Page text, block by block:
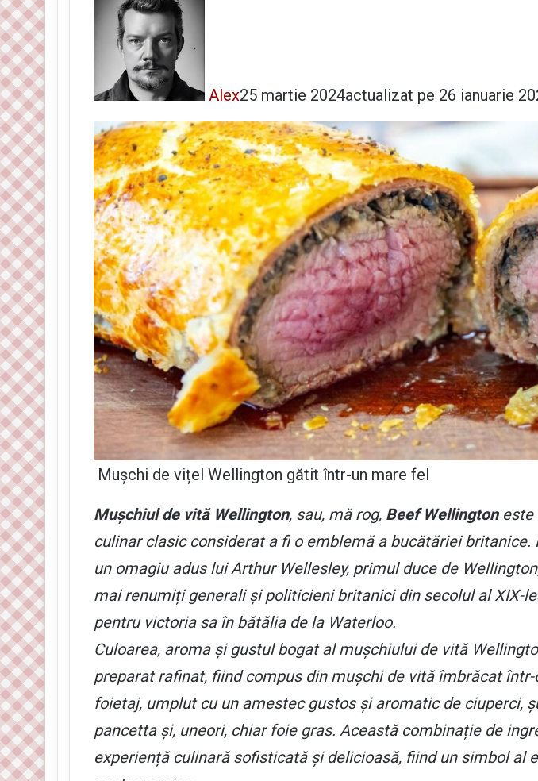
Alex25 martie 2024actualizat pe 26 ianuarie
Mușchi de vițel Wellington gătit într-un mare fel
Mușchiul de vită Wellington, sau, mă rog, Beef Wellingtoneste
culinar clasic considerat a fi o emblemă a bucătăriei britanice.
un omagiu adus lui Arthur Wellesley, primul duce de
mai renumiți generali și politicieni britanici din secolul al XIX-
pentru victoria sa în bătălia de la Waterloo.
Culoarea, aroma și gustul bogat al mușchiului de vită
preparat rafinat, fiind compus din mușchi de vită îmbrăcat
foietaj, umplut cu un amestec gustos și aromatic de ciuperci,
pancetta și, uneori, chiar foie gras. Această combinație de
experiență culinară sofisticată și delicioasă, fiind un simbol al